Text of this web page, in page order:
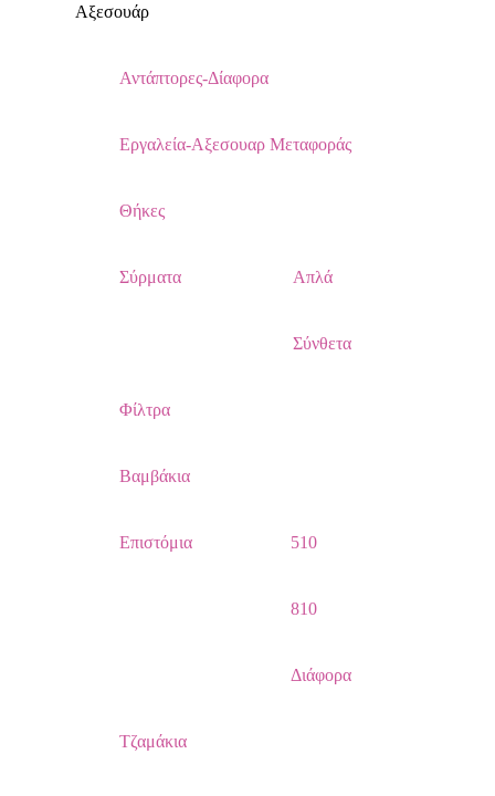
Αξεσουάρ
Αντάπτορες-Δίαφορα
Εργαλεία-Αξεσουαρ Μεταφοράς
Θήκες
Σύρματα Απλά
Σύνθετα
Φίλτρα
Βαμβάκια
Επιστόμια 510
810
Διάφορα
Τζαμάκια